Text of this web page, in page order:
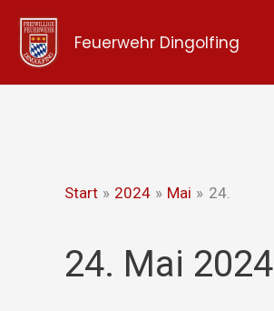
Zum
Inhalt
springen
Feuerwehr Dingolfing
Start 2024 Mai 24.
24. Mai 2024